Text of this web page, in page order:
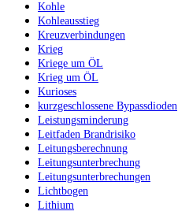
Kohle
Kohleausstieg
Kreuzverbindungen
Krieg
Kriege um ÖL
Krieg um ÖL
Kurioses
kurzgeschlossene Bypassdioden
Leistungsminderung
Leitfaden Brandrisiko
Leitungsberechnung
Leitungsunterbrechung
Leitungsunterbrechungen
Lichtbogen
Lithium